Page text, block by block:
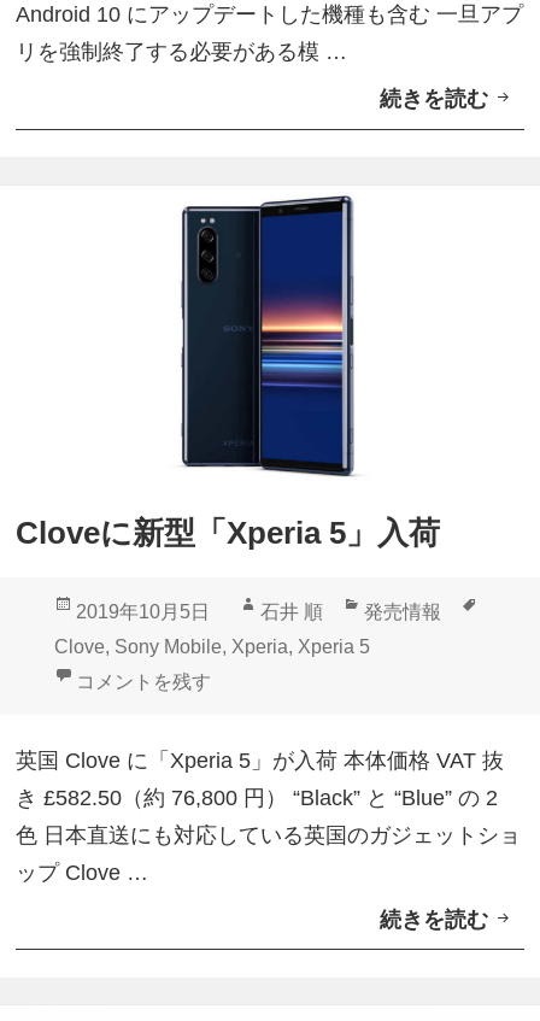
Android 10 にアップデートした機種も含む 一旦アプ
リを強制終了する必要がある模 …
続きを読む A
n
P
l
a
ス
Cloveに新型「Xperia 5」入荷
投
稿
日:
2019年10月5日
作
成
石井 順
カ
テ
ー
発売情報
Clove, Sony Mobile, Xperia, Xperia 5
Cloveに新型「Xperia 5」入荷 に
コメントを残す
英国 Clove に「Xperia 5」が入荷 本体価格 VAT 抜
き £582.50（約 76,800 円） “Black” と “Blue” の 2
色 日本直送にも対応している英国のガジェットショ
ップ Clove …
続きを読む C
l